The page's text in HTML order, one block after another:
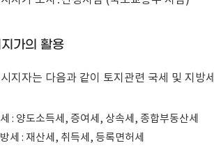
가의 활용
지자는 다음과 같이 토지관련 국세 및 지방
: 양도소득세, 증여세, 상속세, 종합부동산세
세 : 재산세, 취득세, 등록면허세